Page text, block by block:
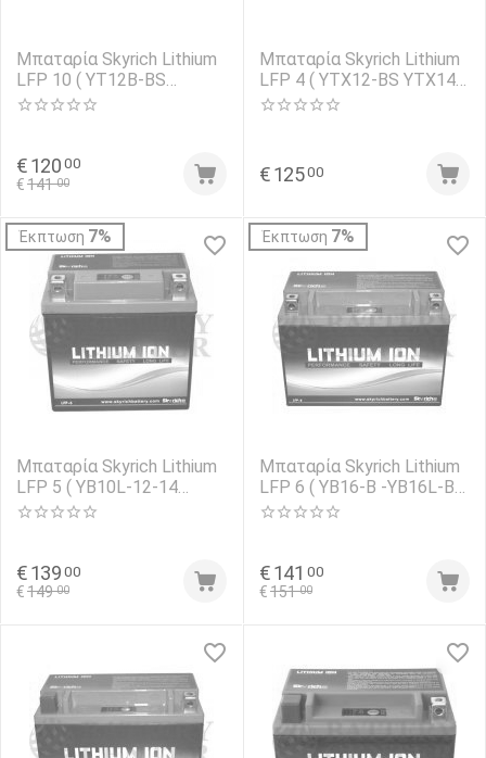
Μπαταρία Skyrich Lithium
LFP 10 ( YT12B-BS
YT14B-BS ) 12V 300CCA
€141 00
€120 00
Μπαταρία Skyrich Lithium
LFP 4 ( YTX12-BS YTX14-
BS YTZ10S/ 12S / 14S
€12500
Έκπτωση 7%
Μπαταρία Skyrich Lithium
LFP 5 ( YB10L-12-14
YTX14AHL-BS ) 12V
€149 00
€139 00
Έκπτωση 7%
Μπαταρία Skyrich Lithium
LFP 6 ( YB16-B -YB16L-B
YB16CL-B ) 12V 300CCA
€151 00
€141 00